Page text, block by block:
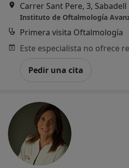
Carrer Sant Pere, 3, Sabadell
Instituto de Oftalmología
Primera visita Oftalmología
Pedir una cita